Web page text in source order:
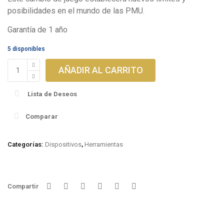
posibilidades en el mundo de las PMU.
Garantía de 1 año
5 disponibles
Simplicity
Artist
AÑADIR AL CARRITO
Lista de Deseos
Comparar
Categorías: Dispositivos, Herramientas
Compartir